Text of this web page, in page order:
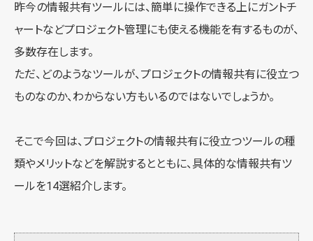
昨今の情報共有ツールには、簡単に操作できる上にガントチ
ャートなどプロジェクト管理にも使える機能を有するものが、
多数存在します。
ただ、どのようなツールが、プロジェクトの情報共有に役立つ
ものなのか、わからない方もいるのではないでしょうか。
そこで今回は、プロジェクトの情報共有に役立つツールの種
類やメリットなどを解説するとともに、具体的な情報共有ツ
ールを14選紹介します。